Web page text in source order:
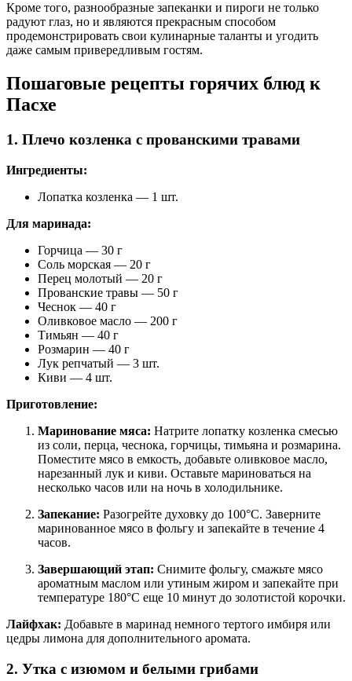
Кроме того, разнообразные запеканки и пироги не только
радуют глаз, но и являются прекрасным способом
продемонстрировать свои кулинарные таланты и угодить
даже самым привередливым гостям.
Пошаговые рецепты горячих блюд к
Пасхе
1. Плечо козленка с прованскими травами
Ингредиенты:
Лопатка козленка — 1 шт.
Для маринада:
Горчица — 30 г
Соль морская — 20 г
Перец молотый — 20 г
Прованские травы — 50 г
Чеснок — 40 г
Оливковое масло — 200 г
Тимьян — 40 г
Розмарин — 40 г
Лук репчатый — 3 шт.
Киви — 4 шт.
Приготовление:
Маринование мяса: Натрите лопатку козленка смесью
из соли, перца, чеснока, горчицы, тимьяна и розмарина.
Поместите мясо в емкость, добавьте оливковое масло,
нарезанный лук и киви. Оставьте мариноваться на
несколько часов или на ночь в холодильнике.
Запекание: Разогрейте духовку до 100°C. Заверните
маринованное мясо в фольгу и запекайте в течение 4
часов.
Завершающий этап: Снимите фольгу, смажьте мясо
ароматным маслом или утиным жиром и запекайте при
температуре 180°C еще 10 минут до золотистой корочки.
Лайфхак: Добавьте в маринад немного тертого имбиря или
цедры лимона для дополнительного аромата.
2. Утка с изюмом и белыми грибами